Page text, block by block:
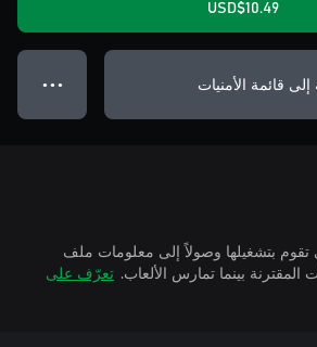
USD$10.49
قائمة الأمنيات ● ● ●
تقوم بتشغيلها وصولاً إلى معلومات ملف
تعرّف على